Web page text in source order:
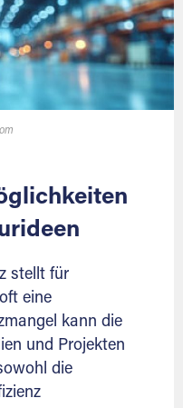
stellt für
eine
kann die
und Projekten
die